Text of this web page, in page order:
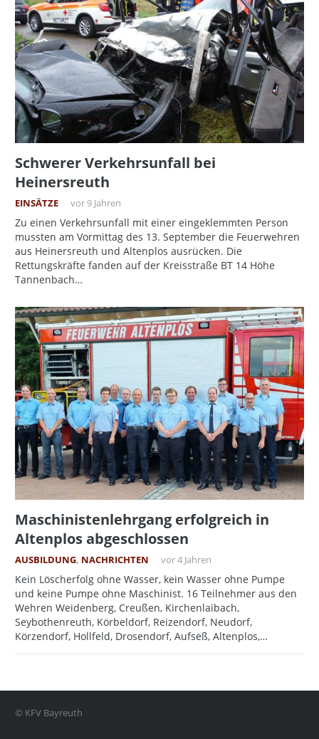
Schwerer Verkehrsunfall bei
Heinersreuth
EINSÄTZE vor 9 Jahren
Zu einen Verkehrsunfall mit einer eingeklemmten Person
mussten am Vormittag des 13. September die Feuerwehren
aus Heinersreuth und Altenplos ausrücken. Die
Rettungskräfte fanden auf der Kreisstraße BT 14 Höhe
Tannenbach…
Maschinistenlehrgang erfolgreich in
Altenplos abgeschlossen
AUSBILDUNG, NACHRICHTEN vor 4 Jahren
Kein Löscherfolg ohne Wasser, kein Wasser ohne Pumpe
und keine Pumpe ohne Maschinist. 16 Teilnehmer aus den
Wehren Weidenberg, Creußen, Kirchenlaibach,
Seybothenreuth, Körbeldorf, Reizendorf, Neudorf,
Körzendorf, Hollfeld, Drosendorf, Aufseß, Altenplos,…
© KFV Bayreuth